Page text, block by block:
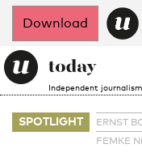
Download
Independent
SPOTLIGHT ERNST
FEMKE